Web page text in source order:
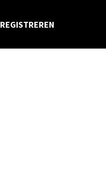
REGISTREREN